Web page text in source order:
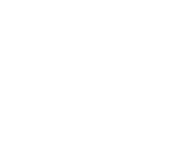
とのモチつきなど、